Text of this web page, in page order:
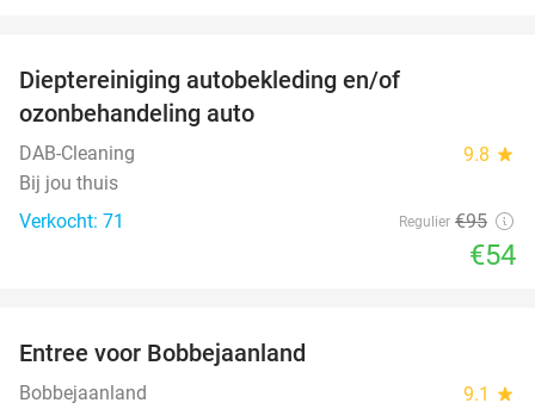
Dieptereiniging autobekleding en/of
ozonbehandeling auto
DAB-Cleaning 9.8 star
Bij jou thuis
Verkocht: 71
Regulier €95
€54
Entree voor Bobbejaanland
Bobbejaanland 9.1 star